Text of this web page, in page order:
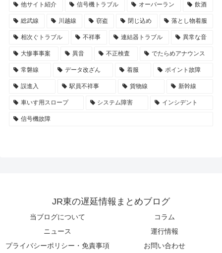
他サイト紹介 信号機トラブル オーバーラン 飲酒
総武線 川越線 窃盗 閉じ込め 落とし物着服
相次ぐトラブル 不祥事 連結器トラブル 異常な音
大惨事事案 異音 不正検査 でたらめアナウンス
常磐線 データ改ざん 着服 ポイント故障
誤進入 駅員不祥事 貨物線 新幹線
車いす用スロープ システム障害 インシデント
信号機故障
JR東の遅延情報まとめブログ
当ブログについて
コラム
ニュース
運行情報
プライバシーポリシー・免責事項
お問い合わせ